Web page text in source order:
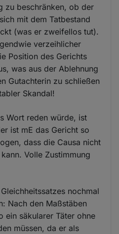
zu beschränken, ob der
mit dem Tatbestand
(was er zweifellos tut).
verzeihlicher
Position des Gerichts
was aus der Ablehnung
Gutachterin zu schließen
Skandal!
Wort reden würde, ist
ist mE das Gericht so
dass die Causa nicht
Volle Zustimmung
nochmal
Nach den Maßstäben
ein säkularer Täter ohne
müssen, da er als